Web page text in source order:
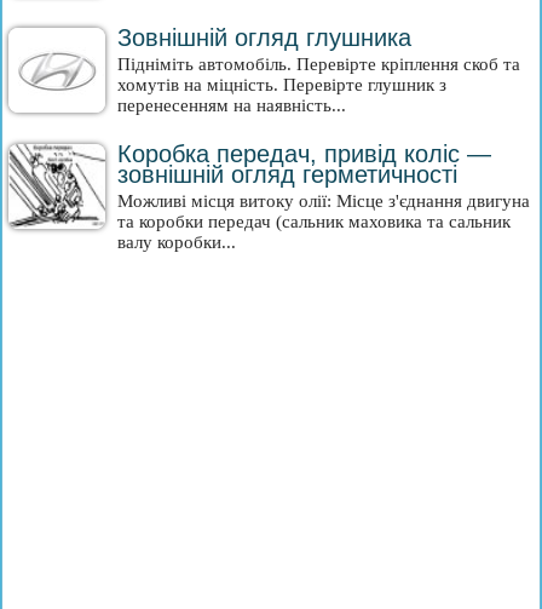
Зовнішній огляд глушника
Підніміть автомобіль. Перевірте кріплення скоб та
хомутів на міцність. Перевірте глушник з
перенесенням на наявність...
Коробка передач, привід коліс —
зовнішній огляд герметичності
Можливі місця витоку олії: Місце з'єднання двигуна
та коробки передач (сальник маховика та сальник
валу коробки...